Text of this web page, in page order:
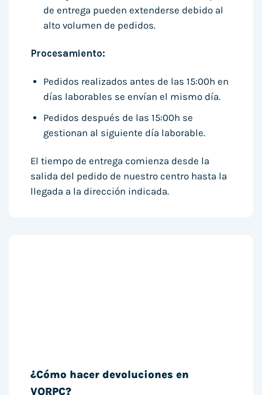
de entrega pueden extenderse debido al
alto volumen de pedidos.
Procesamiento:
Pedidos realizados antes de las 15:00h en
días laborables se envían el mismo día.
Pedidos después de las 15:00h se
gestionan al siguiente día laborable.
El tiempo de entrega comienza desde la
salida del pedido de nuestro centro hasta la
llegada a la dirección indicada.
¿Cómo hacer devoluciones en
VORPC?